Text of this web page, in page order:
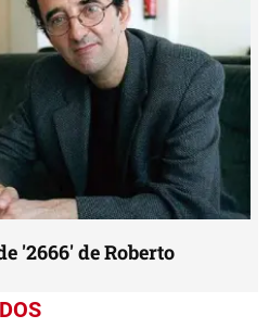
'2666' de Roberto